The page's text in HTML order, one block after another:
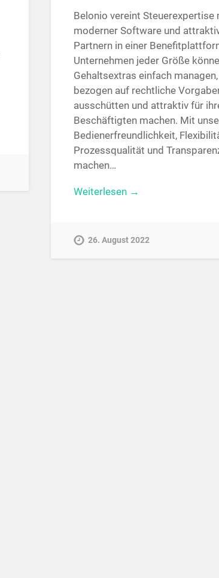
Belonio vereint Steuerexpertise
moderner Software und
Partnern in einer
Unternehmen jeder Größe
Gehaltsextras einfach
bezogen auf rechtliche
ausschütten und attraktiv für
Beschäftigten machen. Mit
Bedienerfreundlichkeit,
Prozessqualität und
machen…
Weiterlesen →
26. August 2022